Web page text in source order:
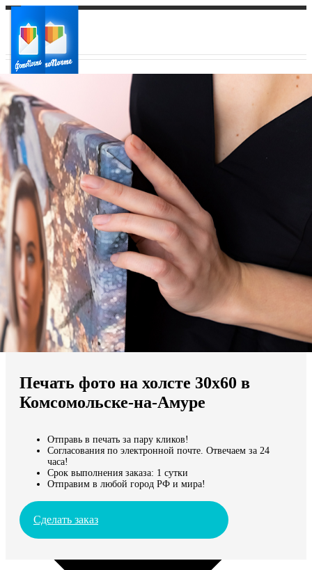
Ваш город:
Ваш регион доставки
Выберите из списка:
Мы доставляем по всему миру
Продолжить без города
Печать фото на холсте 30х60 в
Комсомольске-на-Амуре
Отправь в печать за пару кликов!
Согласования по электронной почте. Отвечаем за 24
часа!
Срок выполнения заказа: 1 сутки
Отправим в любой город РФ и мира!
Сделать заказ